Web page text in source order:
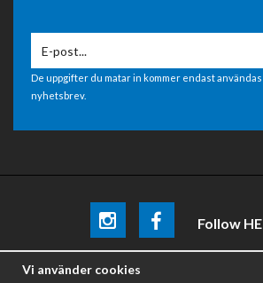
De uppgifter du matar in kommer endast
nyhetsbrev.
Follow
Be the firstto know aboutpromotions,
Vi använder cookies